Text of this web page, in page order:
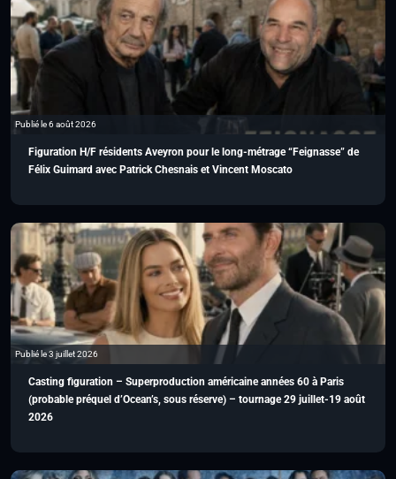
Publié le 6 août 2026
Figuration H/F résidents Aveyron pour le long-métrage “Feignasse” de
Félix Guimard avec Patrick Chesnais et Vincent Moscato
Publié le 3 juillet 2026
Casting figuration – Superproduction américaine années 60 à Paris
(probable préquel d’Ocean’s, sous réserve) – tournage 29 juillet-19 août
2026